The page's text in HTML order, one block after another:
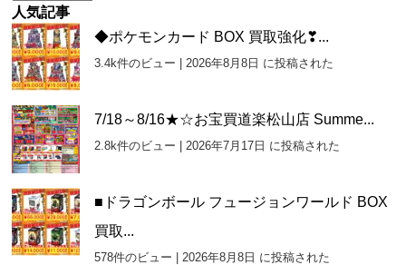
ー
カ
イ
ブ
人気記事
◆ポケモンカード BOX 買取強化❣...
3.4k件のビュー 2026年8月8日 に投稿された
7/18～8/16★☆お宝買道楽松山店 Summe...
2.8k件のビュー 2026年7月17日 に投稿された
■ドラゴンボール フュージョンワールド BOX
買取...
578件のビュー 2026年8月8日 に投稿された